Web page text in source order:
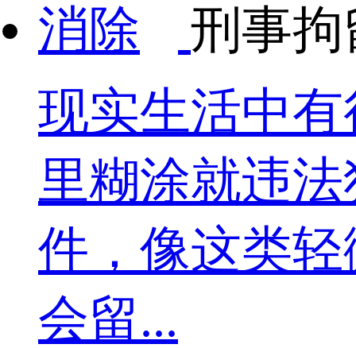
刑事
现实生活中
里糊涂就违
件，像这类
会留...